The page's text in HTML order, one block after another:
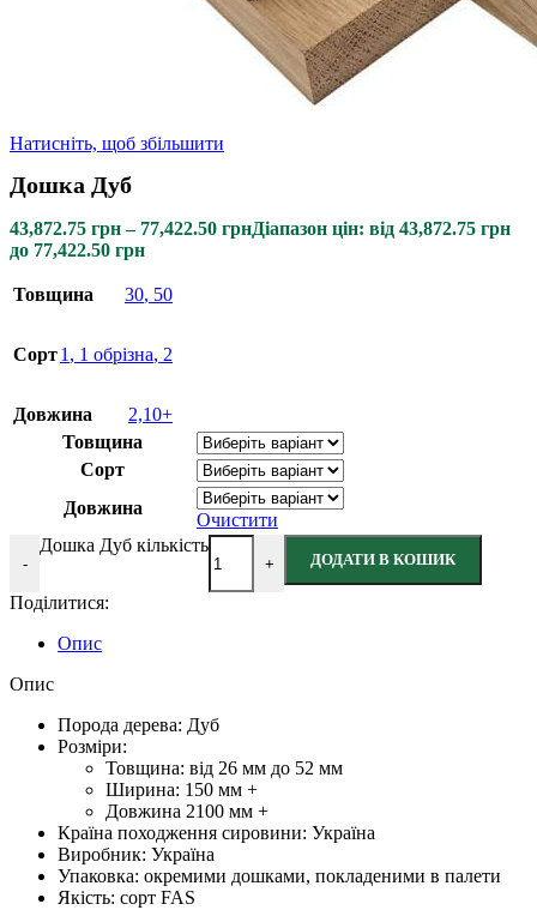
Натисніть, щоб збільшити
Дошка Дуб
43,872.75 грн – 77,422.50 грнДіапазон цін: від 43,872.75 грн
до 77,422.50 грн
Товщина 30, 50
Сорт1 , 1 обрізна, 2
Довжина
2,10+
Товщина
Сорт
Довжина
Очистити
-
Дошка Дуб кількість
+ ДОДАТИ В КОШИК
Поділитися:
Опис
Опис
Порода дерева: Дуб
Розміри:
Товщина: від 26 мм до 52 мм
Ширина: 150 мм +
Довжина 2100 мм +
Країна походження сировини: Україна
Виробник: Україна
Упаковка: окремими дошками, покладеними в палети
Якість: сорт FAS